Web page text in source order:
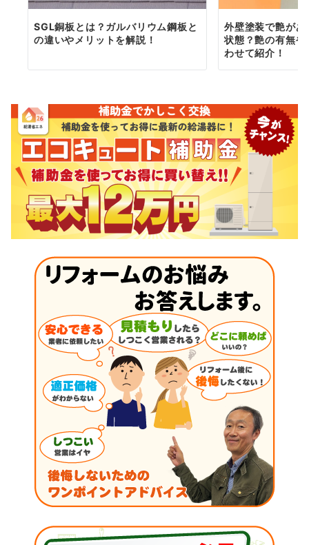
SGL銅板とは？ガルバリウム鋼板と
の違いやメリットを解説！
外壁塗装で艶が
状態？艶の有無
わせて紹介！